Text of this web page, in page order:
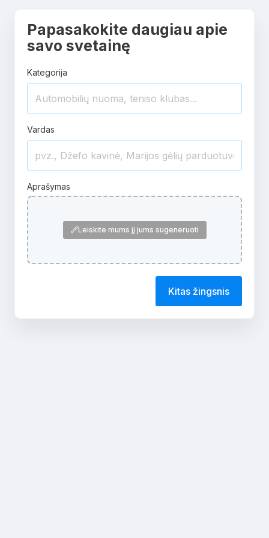
Papasakokite daugiau apie
savo svetainę
Kategorija
Vardas
Aprašymas
Leiskite mums jį jums sugeneruoti
Kitas žingsnis